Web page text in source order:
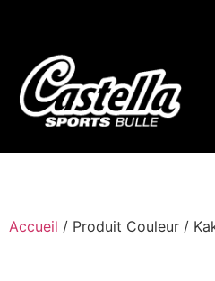
Accueil / Produit Couleur /